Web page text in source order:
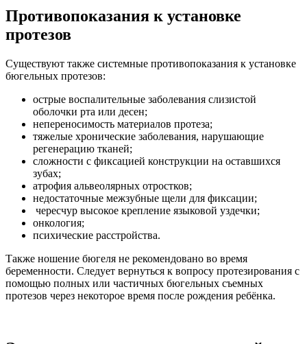
Противопоказания к установке
протезов
Существуют также системные противопоказания к установке
бюгельных протезов:
острые воспалительные заболевания слизистой
оболочки рта или десен;
непереносимость материалов протеза;
тяжелые хронические заболевания, нарушающие
регенерацию тканей;
сложности с фиксацией конструкции на оставшихся
зубах;
атрофия альвеолярных отростков;
недостаточные межзубные щели для фиксации;
чересчур высокое крепление языковой уздечки;
онкология;
психические расстройства.
Также ношение бюгеля не рекомендовано во время
беременности. Следует вернуться к вопросу протезирования с
помощью полных или частичных бюгельных съемных
протезов через некоторое время после рождения ребёнка.